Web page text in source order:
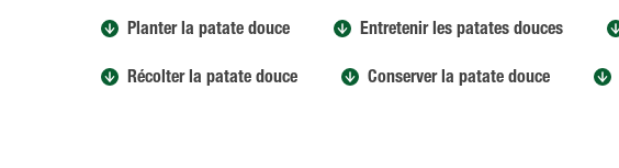
Planter la patate douce Entretenir les patates douces
Récolter la patate douce Conserver la patate douce